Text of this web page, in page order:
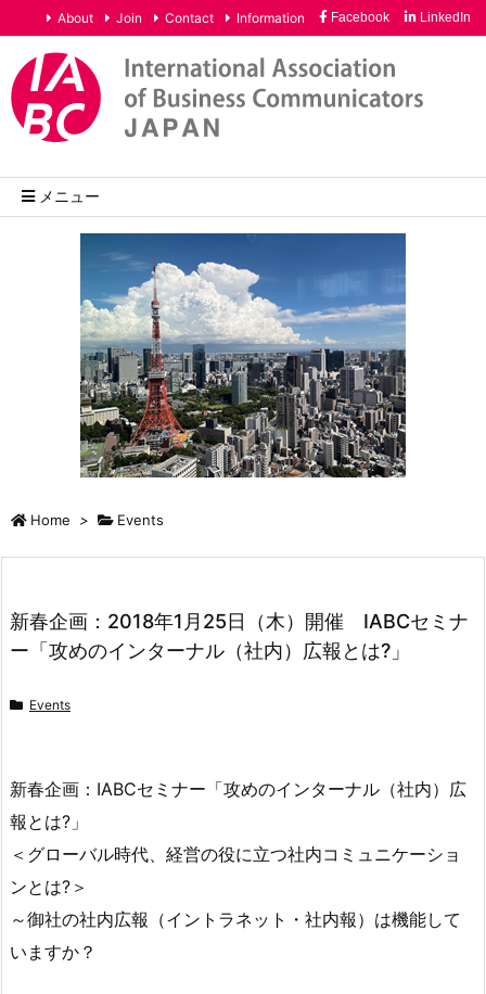
メニュー
About Join Contact Information Facebook LinkedIn
Home > Events
新春企画：2018年1月25日（木）開催 IABCセミナ
ー「攻めのインターナル（社内）広報とは?」
Events
新春企画：IABCセミナー「攻めのインターナル（社内）広
報とは?」
＜グローバル時代、経営の役に立つ社内コミュニケーショ
ンとは?＞
～御社の社内広報（イントラネット・社内報）は機能して
いますか？